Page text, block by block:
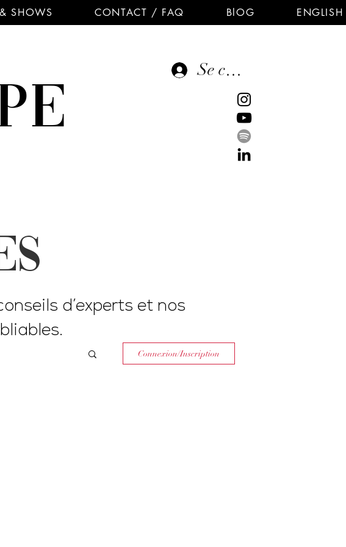
SHOWS CONTACT / FAQ BlOG ENGLISH
Se connecter
Connexion/Inscription
d’experts et nos